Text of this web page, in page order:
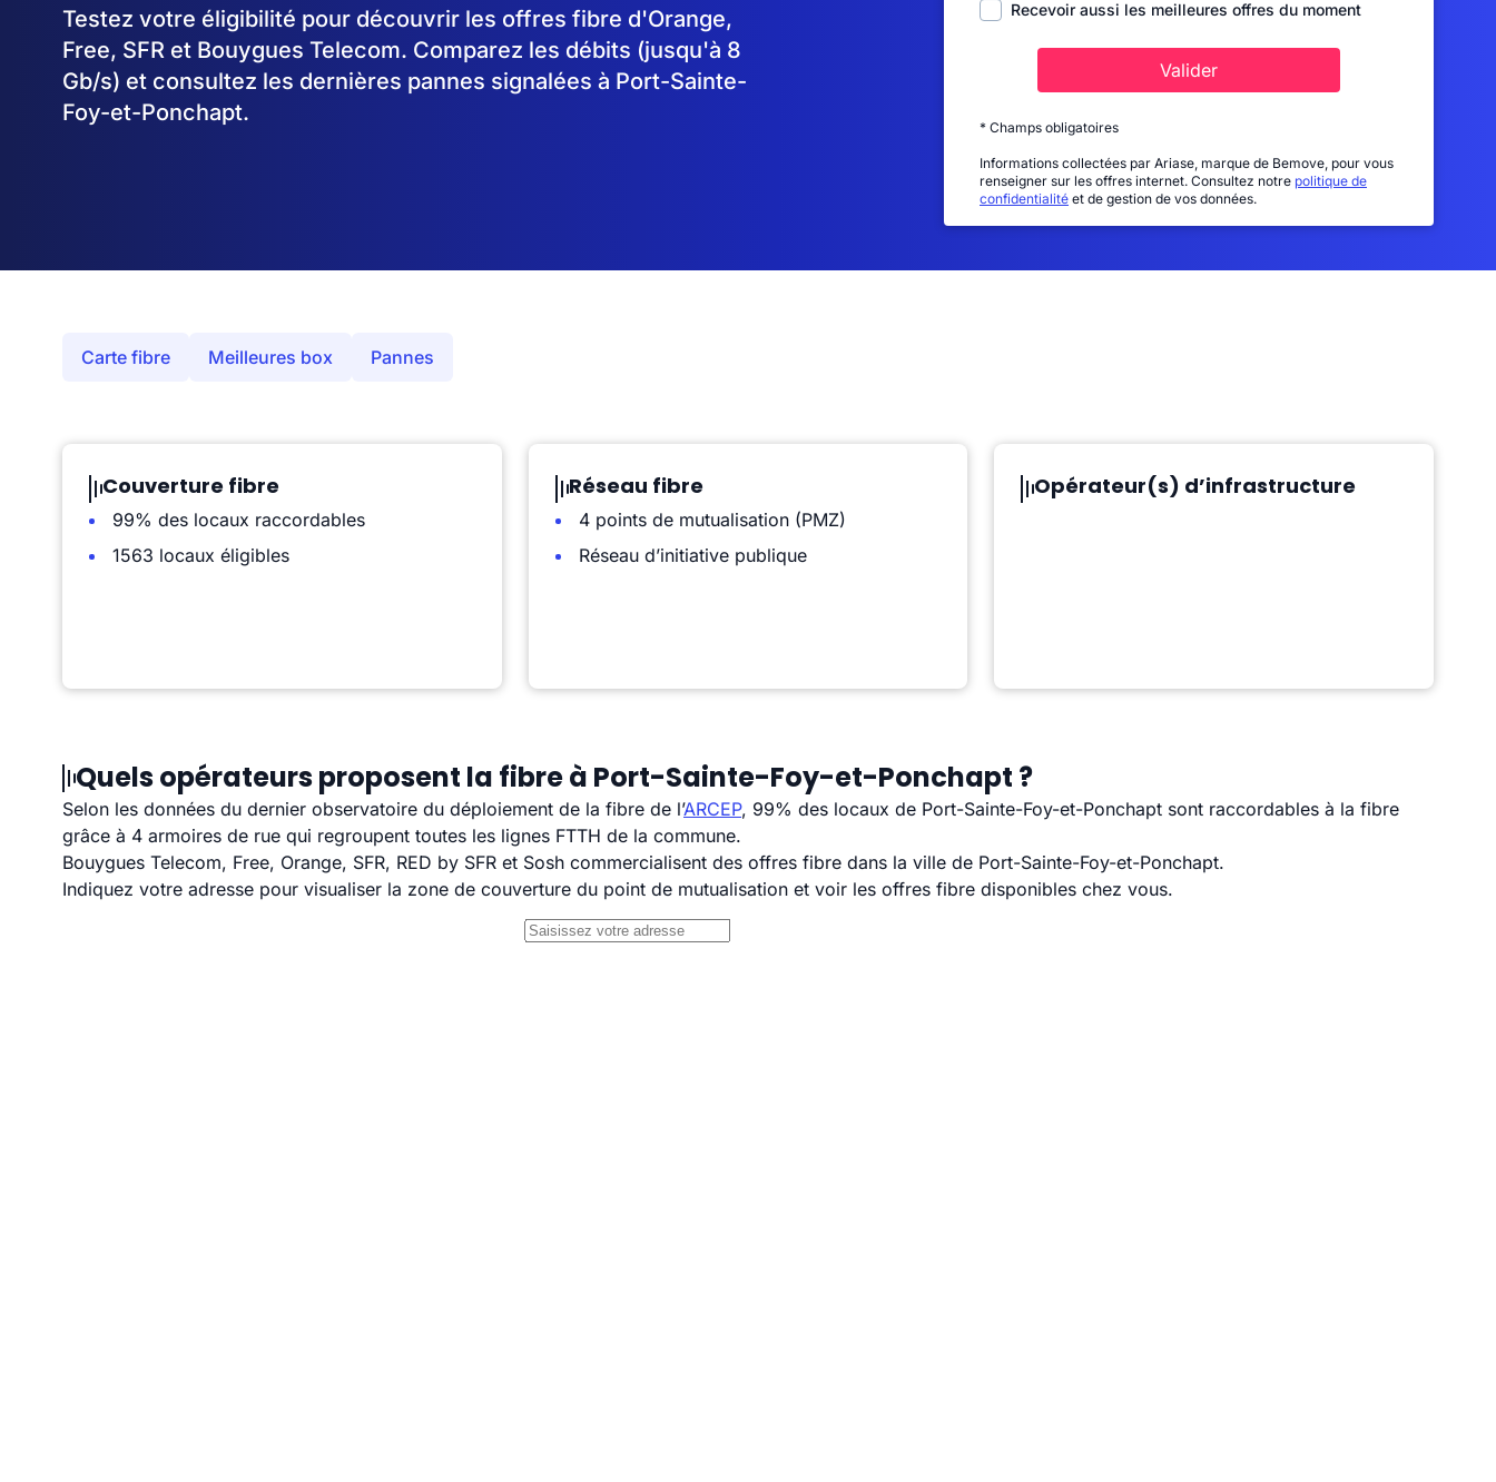
Testez votre éligibilité pour découvrir les offres fibre d'Orange,
Free, SFR et Bouygues Telecom. Comparez les débits (jusqu'à 8
Gb/s) et consultez les dernières pannes signalées à Port-Sainte-
Foy-et-Ponchapt.
Recevoir aussi les meilleures offres du moment
Valider
* Champs obligatoires
Informations collectées par Ariase, marque de Bemove, pour vous
renseigner sur les offres internet. Consultez notre politique de
confidentialité et de gestion de vos données.
Carte fibre Meilleures box Pannes
Couverture fibre
99% des locaux raccordables
1563 locaux éligibles
Réseau fibre
4 points de mutualisation (PMZ)
Réseau d’initiative publique
Opérateur(s) d’infrastructure
Quels opérateurs proposent la fibre à Port-Sainte-Foy-et-Ponchapt ?
Selon les données du dernier observatoire du déploiement de la fibre de l’ARCEP, 99% des locaux de Port-Sainte-Foy-et-Ponchapt sont raccordables à la fibre
grâce à 4 armoires de rue qui regroupent toutes les lignes FTTH de la commune.
Bouygues Telecom, Free, Orange, SFR, RED by SFR et Sosh commercialisent des offres fibre dans la ville de Port-Sainte-Foy-et-Ponchapt.
Indiquez votre adresse pour visualiser la zone de couverture du point de mutualisation et voir les offres fibre disponibles chez vous.